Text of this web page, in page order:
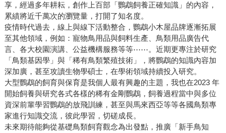
享，經過多年耕耘，創作上百部「鸚鵡飼養正確知識」的內容，
累績將近千萬次的瀏覽量，打開了知名度。
疫情時代過去，線上與線下活動整合，鸚鵡小木屋品牌逐漸拓展
至其他領域，例如：寵物鳥用品與飼料生產、鳥類用品廣告代
言、各大校園演講、公益機構服務等等⋯⋯。近期更專注於研究
「鳥類基因學」與「稀有鳥類繁殖技術」，將鸚鵡的知識內容加
深加廣，甚至攻讀生物學碩士，在學術領域持續投入研究。
大型鸚鵡的飼育與保育是我個人最有興趣的主題，我也在2023 年
開始飼養與研究各式各樣的稀有金剛鸚鵡，飼養過程當中與多位
資深前輩學習鸚鵡的放飛訓練，甚至與馬來西亞等等各國鳥類專
家進行知識交流，彼此學習，切磋成長。
未來期待能夠從基礎鳥類飼育觀念為出發點，推廣「新手鳥知